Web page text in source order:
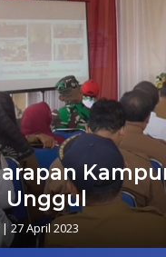
Unggul
| 27 April 2023